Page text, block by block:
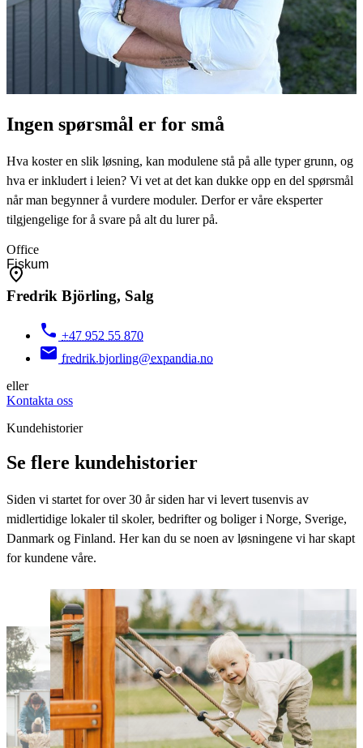
Ingen spørsmål er for små
Hva koster en slik løsning, kan modulene stå på alle typer grunn, og
hva er inkludert i leien? Vi vet at det kan dukke opp en del spørsmål
når man begynner å vurdere moduler. Derfor er våre eksperter
tilgjengelige for å svare på alt du lurer på.
Office
Fredrik Björling, Salg
+47 952 55 870
fredrik.bjorling@expandia.no
eller
Kontakta oss
Kundehistorier
Se flere kundehistorier
Siden vi startet for over 30 år siden har vi levert tusenvis av
midlertidige lokaler til skoler, bedrifter og boliger i Norge, Sverige,
Danmark og Finland. Her kan du se noen av løsningene vi har skapt
for kundene våre.
Nordala
Areal: 1
Kunde:
Les mer